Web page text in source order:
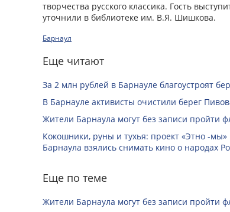
творчества русского классика. Гость
уточнили в библиотеке им. В.Я. Шишкова.
Барнаул
Еще читают
За 2 млн рублей в Барнауле благоустроят
В Барнауле активисты очистили берег
Жители Барнаула могут без записи пройти
Кокошники, руны и тухья: проект «Этно -
Барнаула взялись снимать кино о народах
Еще по теме
Жители Барнаула могут без записи пройти